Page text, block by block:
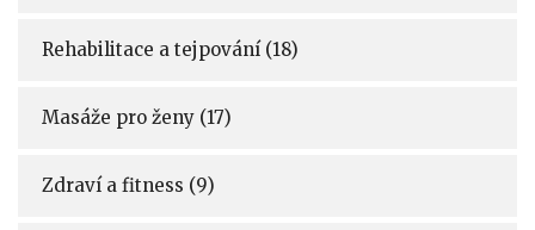
Rehabilitace a tejpování (18)
Masáže pro ženy (17)
Zdraví a fitness (9)